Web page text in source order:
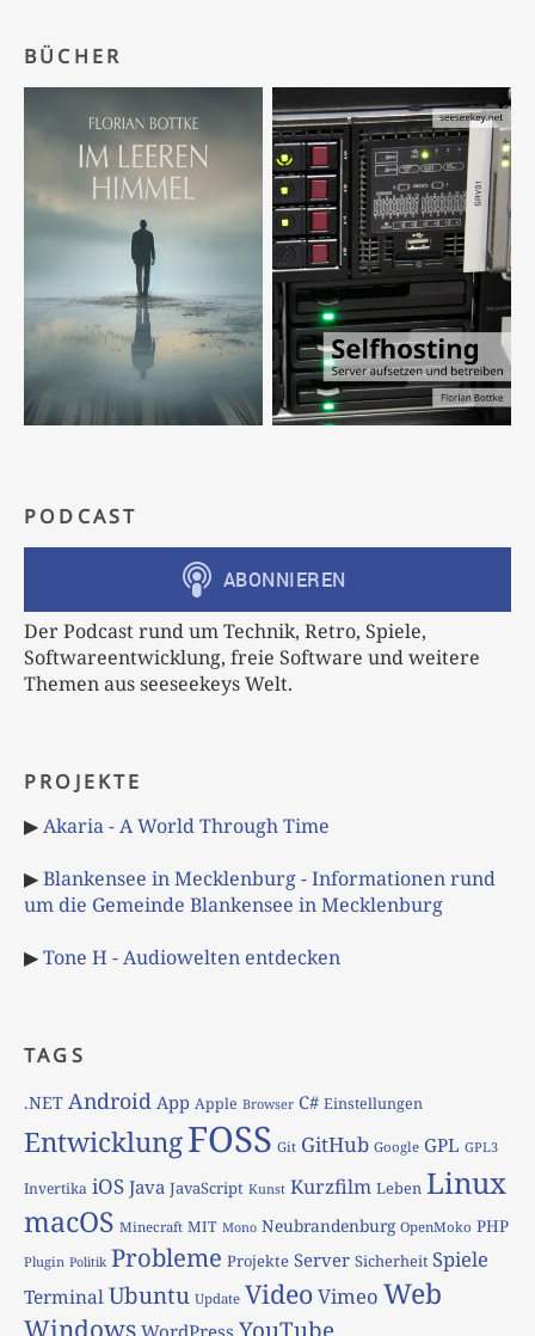
BÜCHER
PODCAST
Der Podcast rund um Technik, Retro, Spiele,
Softwareentwicklung, freie Software und weitere
Themen aus seeseekeys Welt.
PROJEKTE
▶Akaria - A World Through Time
▶Blankensee in Mecklenburg - Informationen rund
um die Gemeinde Blankensee in Mecklenburg
▶Tone H - Audiowelten entdecken
TAGS
.NET Android App Apple Browser C# Einstellungen
EntwicklungFOSS Git GitHub Google GPL GPL3
Invertika iOS Java JavaScript Kunst Kurzfilm Leben Linux
macOS Minecraft MIT Mono Neubrandenburg OpenMoko PHP
Plugin Politik Probleme Projekte Server Sicherheit Spiele
TerminalUbuntu Update VideoVimeo Web
Windows